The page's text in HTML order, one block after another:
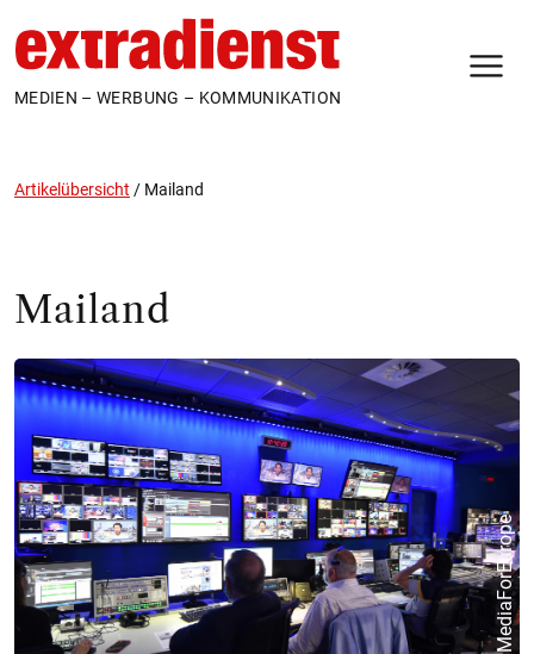
MEDIEN – WERBUNG – KOMMUNIKATION
Artikelübersicht / Mailand
Mailand
MediaForEurope